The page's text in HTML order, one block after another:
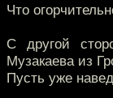
Что
С другой
Музакаева из
Пусть уже